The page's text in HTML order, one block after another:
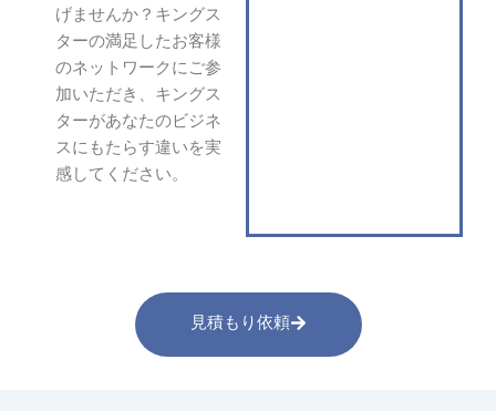
げませんか？キングス
ターの満足したお客様
のネットワークにご参
加いただき、キングス
ターがあなたのビジネ
スにもたらす違いを実
感してください。
見積もり依頼